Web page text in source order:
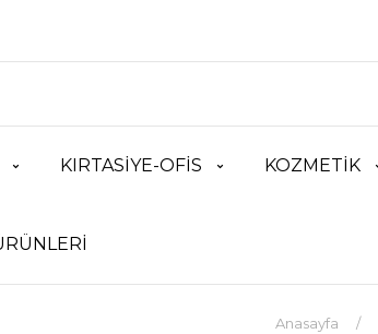
KIRTASİYE-OFİS KOZMETİK
Anasayfa